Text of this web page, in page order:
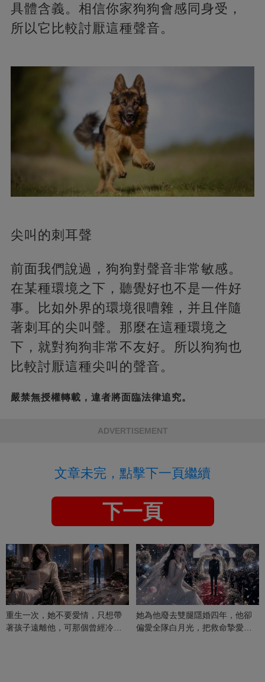
具體含義。相信你家狗狗會感同身受，
所以它比較討厭這種聲音。
尖叫的刺耳聲
前面我們說過，狗狗對聲音非常敏感。
在某種環境之下，聽覺好也不是一件好
事。比如外界的環境很嘈雜，并且伴隨
著刺耳的尖叫聲。那麼在這種環境之
下，就對狗狗非常不友好。所以狗狗也
比較討厭這種尖叫的聲音。
嚴禁無授權轉載，違者將面臨法律追究。
ADVERTISEMENT
文章未完，點擊下一頁繼續
下一頁
重生一次，她不要愛情，只想帶
著孩子遠離他，可那個曾經冷漠
她為他廢去雙腿隱婚四年，他卻
偏愛全隊白月光，把救命摯愛當